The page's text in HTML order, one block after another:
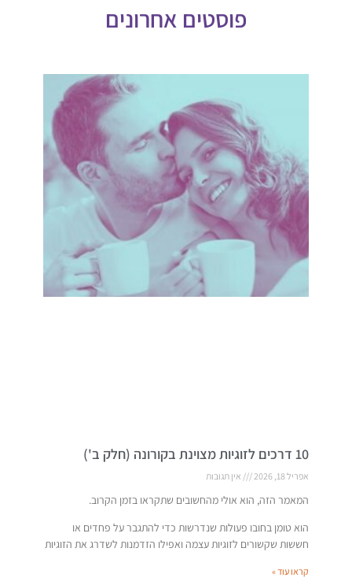
פוסטים אחרונים
10 דרכים לזוגיות מצוינת בקורונה (חלק ב')
אפריל 18, 2026 אין תגובות
המאמר הזה, הוא אולי מהחשובים שתקראו בזמן הקרוב.
הוא טומן בחובו פעולות שנדרשות כדי להתגבר על פחדים או
חששות שקשורים לזוגיות עצמה ואפילו הזדמנות לשדרג את הזוגיות
קראו עוד »